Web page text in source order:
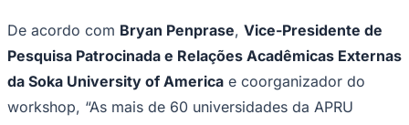
University of Singapore, a University of British Columbia,
e a National Autonomous University of Mexico, com o
objetivo de criar acordos e avançar na integração de
modelos educacionais flexíveis alinhados às demandas